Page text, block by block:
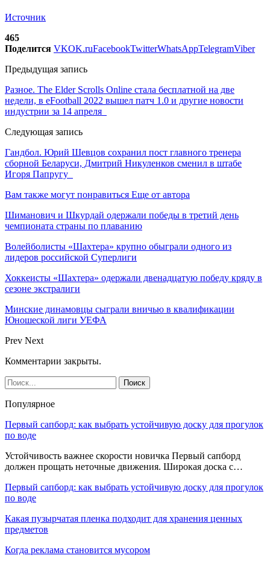
Источник
465
Поделится VKOK.ruFacebookTwitterWhatsAppTelegramViber
Предыдущая запись
Разное. The Elder Scrolls Online стала бесплатной на две
недели, в eFootball 2022 вышел патч 1.0 и другие новости
индустрии за 14 апреля
Следующая запись
Гандбол. Юрий Шевцов сохранил пост главного тренера
сборной Беларуси, Дмитрий Никуленков сменил в штабе
Игоря Папругу
Вам также могут понравиться Еще от автора
Шиманович и Шкурдай одержали победы в третий день
чемпионата страны по плаванию
Волейболисты «Шахтера» крупно обыграли одного из
лидеров российской Суперлиги
Хоккеисты «Шахтера» одержали двенадцатую победу кряду в
сезоне экстралиги
Минские динамовцы сыграли вничью в квалификации
Юношеской лиги УЕФА
Prev Next
Комментарии закрыты.
Популярное
Первый сапборд: как выбрать устойчивую доску для прогулок
по воде
Устойчивость важнее скорости новичка Первый сапборд
должен прощать неточные движения. Широкая доска с…
Первый сапборд: как выбрать устойчивую доску для прогулок
по воде
Какая пузырчатая пленка подходит для хранения ценных
предметов
Когда реклама становится мусором